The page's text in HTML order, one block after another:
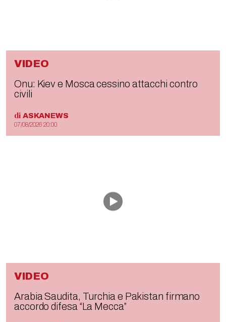
VIDEO
Onu: Kiev e Mosca cessino attacchi contro
civili
di ASKANEWS
07/08/2026 20:00
VIDEO
Arabia Saudita, Turchia e Pakistan firmano
accordo difesa “La Mecca”